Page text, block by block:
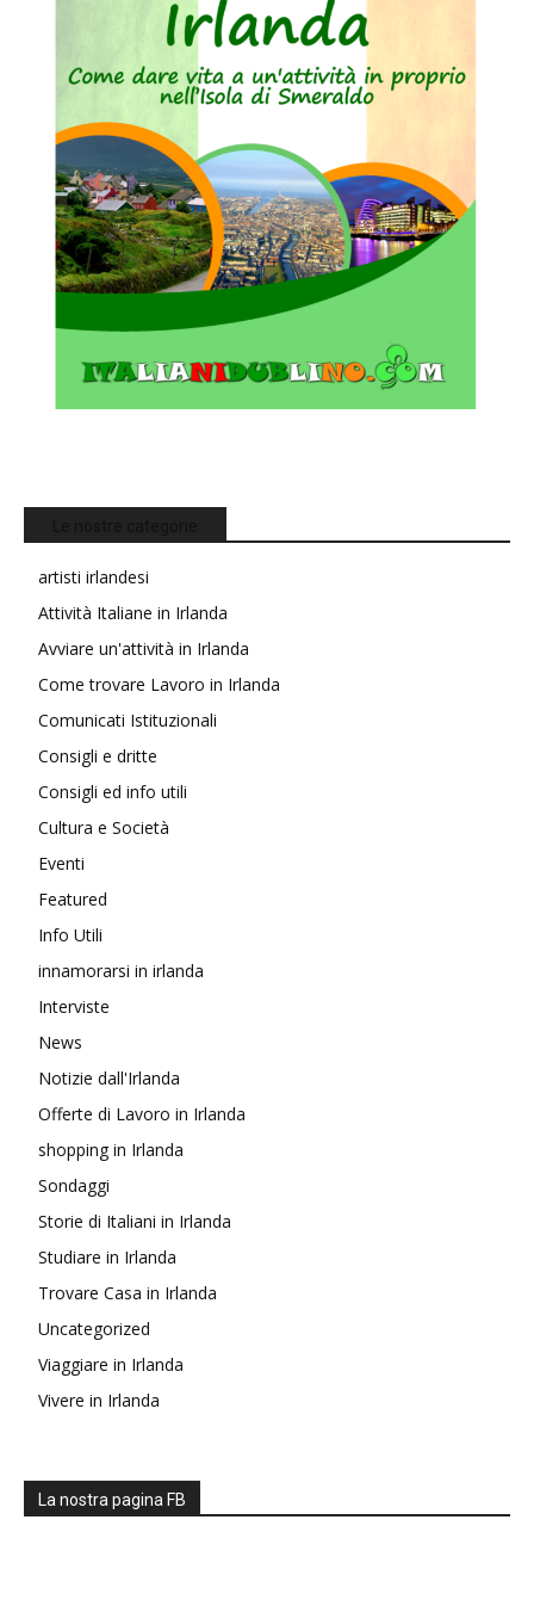
artisti irlandesi
Attività Italiane in Irlanda
Avviare un'attività in Irlanda
Come trovare Lavoro in Irlanda
Comunicati Istituzionali
Consigli e dritte
Consigli ed info utili
Cultura e Società
Eventi
Featured
Info Utili
innamorarsi in irlanda
Interviste
News
Notizie dall'Irlanda
Offerte di Lavoro in Irlanda
shopping in Irlanda
Sondaggi
Storie di Italiani in Irlanda
Studiare in Irlanda
Trovare Casa in Irlanda
Uncategorized
Viaggiare in Irlanda
Vivere in Irlanda
La nostra pagina FB